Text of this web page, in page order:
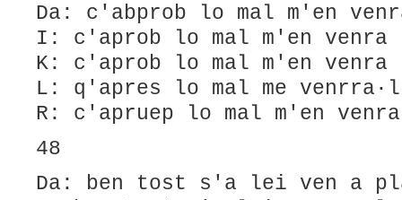
Da: c'abprob lo mal m'en
I: c'aprob lo mal m'en venra
K: c'aprob lo mal m'en venra
L: q'apres lo mal me
R: c'apruep lo mal m'en
48
Da: ben tost s'a lei ven a